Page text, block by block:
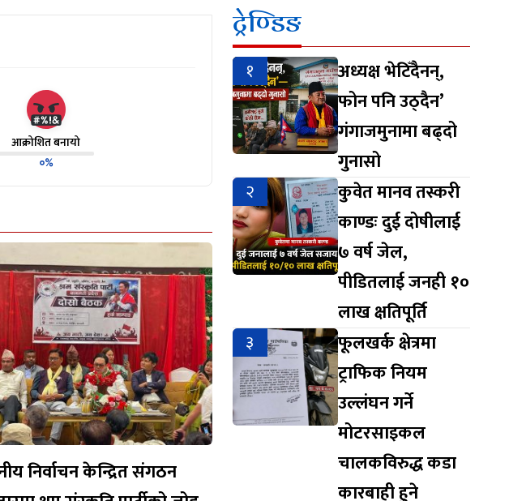
आक्रोशित बनायो
०%
निर्वाचन केन्द्रित संगठन
ट्रेण्डिङ
१
अध्यक्ष भेटिँदैनन्,
फोन पनि उठ्दैन’
गंगाजमुनामा बढ्दो
गुनासो
२
कुवेत मानव तस्करी
काण्डः दुई दोषीलाई
७ वर्ष जेल,
पीडितलाई जनही १०
लाख क्षतिपूर्ति
३
फूलखर्क क्षेत्रमा
ट्राफिक नियम
उल्लंघन गर्ने
मोटरसाइकल
चालकविरुद्ध कडा
कारबाही हुने